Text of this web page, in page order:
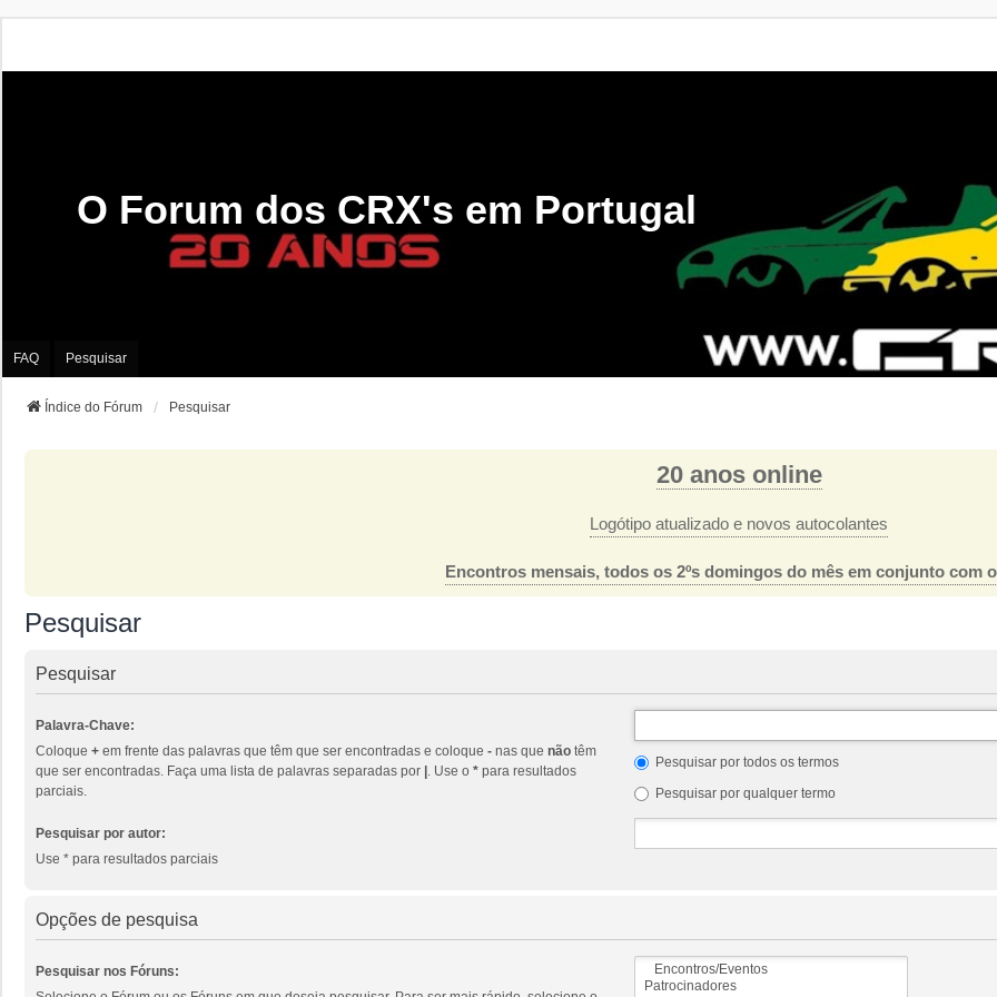
O Forum dos CRX's em Portugal
FAQ Pesquisar
Índice do Fórum Pesquisar
20 anos online
Logótipo atualizado e novos autocolantes
Encontros mensais, todos os 2ºs domingos do mês em conjunto com
Pesquisar
Pesquisar
Palavra-Chave:
Coloque + em frente das palavras que têm que ser encontradas e coloque - nas que não têm
que ser encontradas. Faça uma lista de palavras separadas por |. Use o * para resultados
parciais.
Pesquisar por todos os termos
Pesquisar por qualquer termo
Pesquisar por autor:
Use * para resultados parciais
Opções de pesquisa
Pesquisar nos Fóruns: